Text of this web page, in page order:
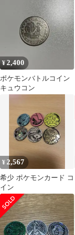
¥2,400
ポケモンバトルコイン
キュウコン
¥ 2,567
希少 ポケモンカード コ
イン